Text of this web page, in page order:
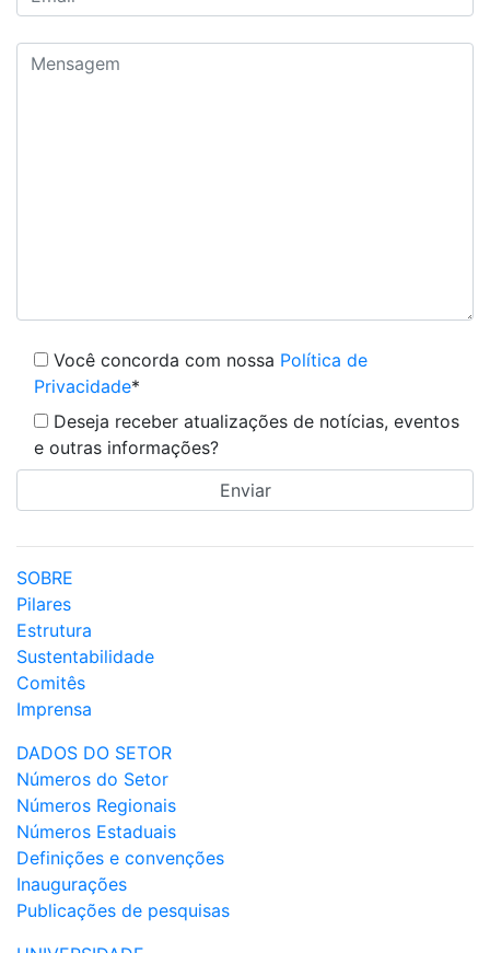
Você concorda com nossa Política de
Privacidade*
Deseja receber atualizações de notícias, eventos
e outras informações?
SOBRE
Pilares
Estrutura
Sustentabilidade
Comitês
Imprensa
DADOS DO SETOR
Números do Setor
Números Regionais
Números Estaduais
Definições e convenções
Inaugurações
Publicações de pesquisas